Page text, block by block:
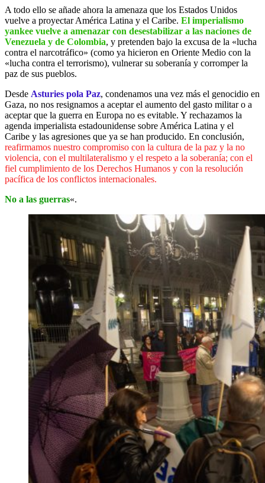
A todo ello se añade ahora la amenaza que los Estados Unidos
vuelve a proyectar América Latina y el Caribe. El imperialismo
yankee vuelve a amenazar con desestabilizar a las naciones de
Venezuela y de Colombia, y pretenden bajo la excusa de la «lucha
contra el narcotráfico» (como ya hicieron en Oriente Medio con la
«lucha contra el terrorismo), vulnerar su soberanía y corromper la
paz de sus pueblos.
Desde Asturies pola Paz, condenamos una vez más el genocidio en
Gaza, no nos resignamos a aceptar el aumento del gasto militar o a
aceptar que la guerra en Europa no es evitable. Y rechazamos la
agenda imperialista estadounidense sobre América Latina y el
Caribe y las agresiones que ya se han producido. En conclusión,
reafirmamos nuestro compromiso con la cultura de la paz y la no
violencia, con el multilateralismo y el respeto a la soberanía; con el
fiel cumplimiento de los Derechos Humanos y con la resolución
pacífica de los conflictos internacionales.
No a las guerras«.